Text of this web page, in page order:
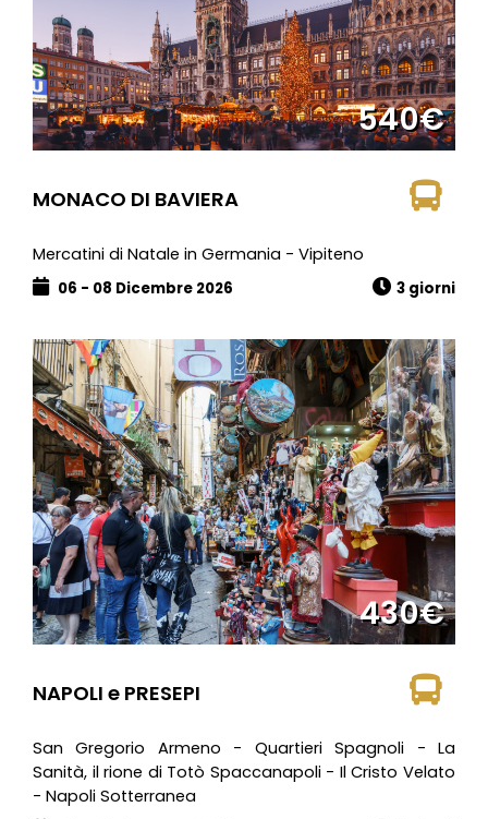
540€
MONACO DI BAVIERA
Mercatini di Natale in Germania - Vipiteno
06 - 08 Dicembre 2026 3 giorni
430€
NAPOLI e PRESEPI
San Gregorio Armeno - Quartieri Spagnoli - La
Sanità, il rione di Totò Spaccanapoli - Il Cristo Velato
- Napoli Sotterranea